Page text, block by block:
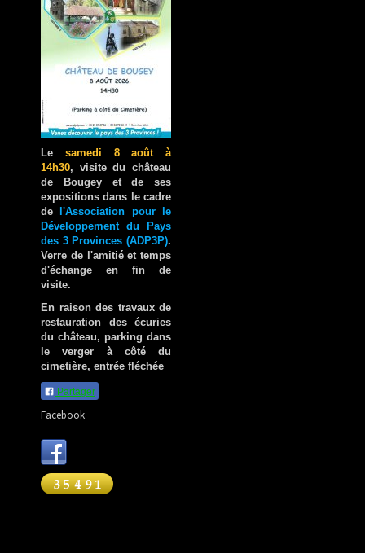
Le samedi 8 août à
14h30, visite du château
de Bougey et de ses
expositions dans le cadre
de
l'Association pour le
Développement du Pays
des 3 Provinces (ADP3P).
Verre de l'amitié et temps
d'échange en fin de
visite.
En raison des travaux de
restauration des écuries
du château, parking dans
le verger à côté du
cimetière, entrée fléchée
Partager
Facebook